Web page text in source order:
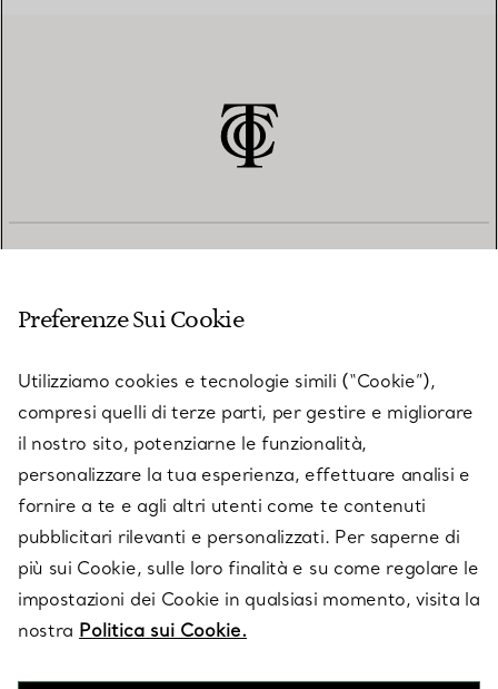
SU TIFFANY & CO.
LEGALE
SEGUICI
Preferenze Sui Cookie
Utilizziamo cookies e tecnologie simili (“Cookie”),
compresi quelli di terze parti, per gestire e migliorare
il nostro sito, potenziarne le funzionalità,
personalizzare la tua esperienza, effettuare analisi e
fornire a te e agli altri utenti come te contenuti
pubblicitari rilevanti e personalizzati. Per saperne di
più sui Cookie, sulle loro finalità e su come regolare le
impostazioni dei Cookie in qualsiasi momento, visita la
nostra Politica sui Cookie.